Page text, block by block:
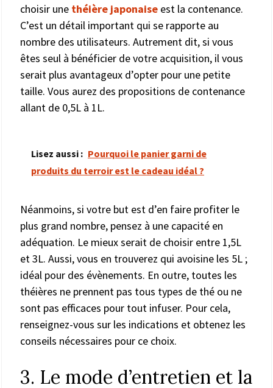
choisir une théière japonaise est la contenance.
C’est un détail important qui se rapporte au
nombre des utilisateurs. Autrement dit, si vous
êtes seul à bénéficier de votre acquisition, il vous
serait plus avantageux d’opter pour une petite
taille. Vous aurez des propositions de contenance
allant de 0,5L à 1L.
Lisez aussi : Pourquoi le panier garni de
produits du terroir est le cadeau idéal ?
Néanmoins, si votre but est d’en faire profiter le
plus grand nombre, pensez à une capacité en
adéquation. Le mieux serait de choisir entre 1,5L
et 3L. Aussi, vous en trouverez qui avoisine les 5L ;
idéal pour des évènements. En outre, toutes les
théières ne prennent pas tous types de thé ou ne
sont pas efficaces pour tout infuser. Pour cela,
renseignez-vous sur les indications et obtenez les
conseils nécessaires pour ce choix.
3. Le mode d’entretien et la